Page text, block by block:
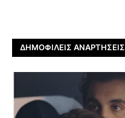
ΔΗΜΟΦΙΛΕΊΣ ΑΝΑΡΤΉΣΕΙΣ